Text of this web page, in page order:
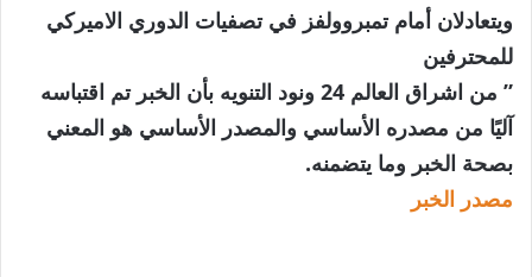
ويتعادلان أمام تمبروولفز في تصفيات الدوري الاميركي
للمحترفين
” من اشراق العالم 24 ونود التنويه بأن الخبر تم اقتباسه
آليًا من مصدره الأساسي والمصدر الأساسي هو المعني
بصحة الخبر وما يتضمنه.
مصدر الخبر